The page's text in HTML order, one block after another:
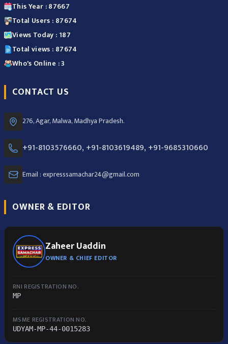
This Year : 87667
Total Users : 87674
Views Today : 187
Total views : 87674
Who's Online : 3
CONTACT US
276, Agar, Malwa, Madhya Pradesh.
+91-8103576660, +91-8103619489, +91-9685310660
Email : expresssamachar24@gmail.com
OWNER & EDITOR
Zaheer Uaddin
OWNER & CHIEF EDITOR
RNI REGISTRATION NO.
MP
MSME REGISTRATION NO.
UDYAM-MP-44-0015283